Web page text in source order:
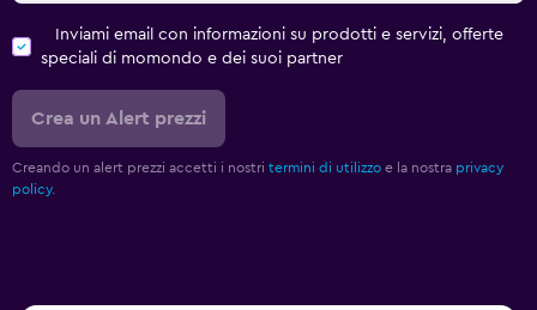
Inviami email con informazioni su prodotti e servizi, offerte
speciali di momondo e dei suoi partner
Crea un Alert prezzi
Creando un alert prezzi accetti i nostri termini di utilizzo e la nostra privacy
policy.